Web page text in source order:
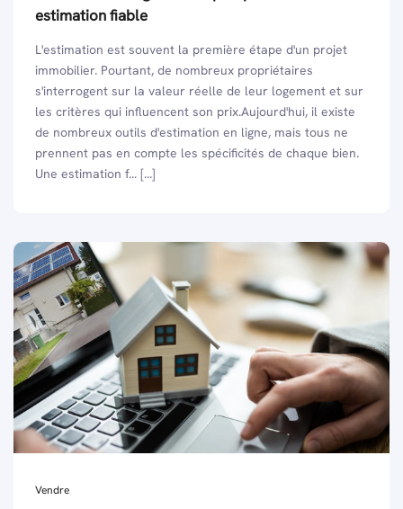
estimation fiable
L'estimation est souvent la première étape d'un projet
immobilier. Pourtant, de nombreux propriétaires
s'interrogent sur la valeur réelle de leur logement et sur
les critères qui influencent son prix.Aujourd'hui, il existe
de nombreux outils d'estimation en ligne, mais tous ne
prennent pas en compte les spécificités de chaque bien.
Une estimation f... [...]
Vendre